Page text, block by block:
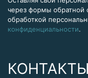
через формы обратной
обработкой
конфиденциальности.
КОНТАКТЫ